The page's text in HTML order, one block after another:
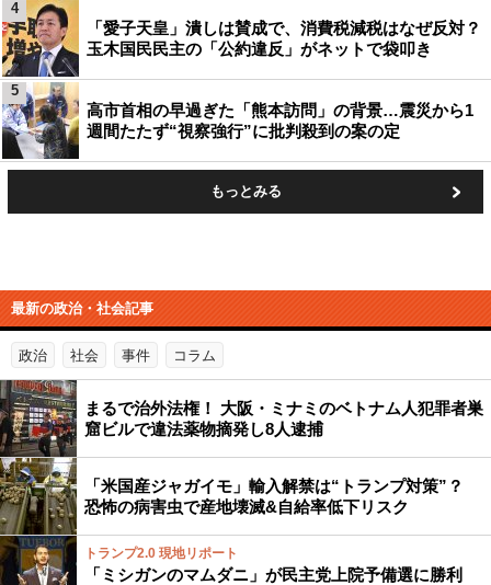
「愛子天皇」潰しは賛成で、消費税減税はなぜ反対？
玉木国民民主の「公約違反」がネットで袋叩き
4
高市首相の早過ぎた「熊本訪問」の背景…震災から1
週間たたず“視察強行”に批判殺到の案の定
5
もっとみる
最新の政治・社会記事
政治 社会 事件 コラム
まるで治外法権！ 大阪・ミナミのベトナム人犯罪者巣
窟ビルで違法薬物摘発し8人逮捕
「米国産ジャガイモ」輸入解禁は“トランプ対策”？
恐怖の病害虫で産地壊滅&自給率低下リスク
トランプ2.0 現地リポート
「ミシガンのマムダニ」が民主党上院予備選に勝利